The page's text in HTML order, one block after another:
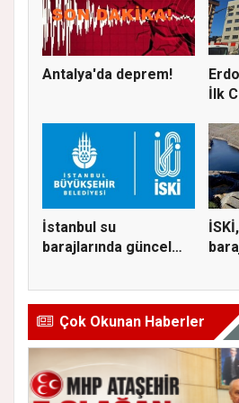
Antalya'da deprem!
İlk
İstanbul su
barajlarında güncel
Çok Okunan Haberler